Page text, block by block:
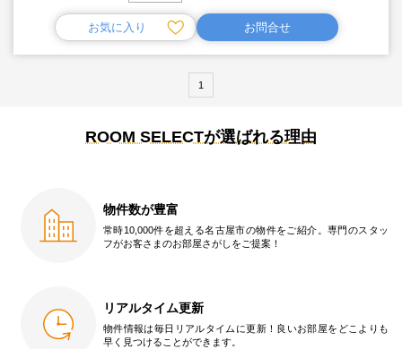
お気に入り お問合せ
1
ROOM SELECTが選ばれる理由
物件数が豊富
常時10,000件を超える名古屋市の物件をご紹介。専門のスタッ
フがお客さまのお部屋さがしをご提案！
リアルタイム更新
物件情報は毎日リアルタイムに更新！良いお部屋をどこよりも
早く見つけることができます。